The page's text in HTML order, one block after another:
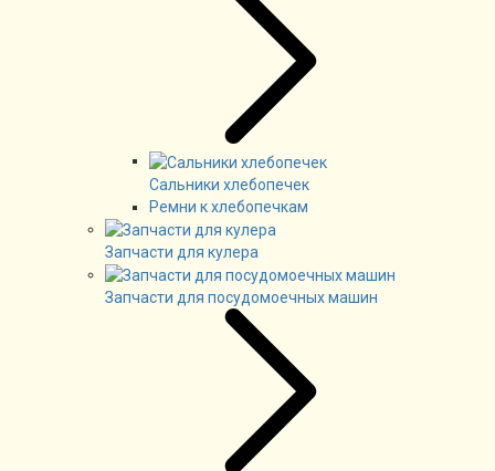
Сальники хлебопечек
Ремни к хлебопечкам
Запчасти для кулера
Запчасти для посудомоечных машин